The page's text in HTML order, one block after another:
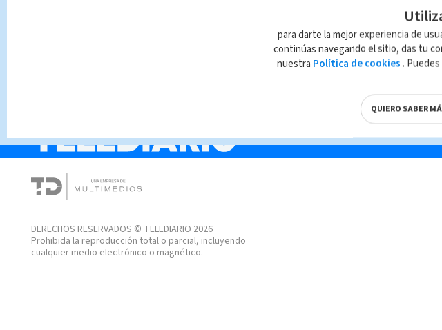
adentro en Alajuelita
2022
mil
vehículos
DERECHOS RESERVADOS © TELEDIARIO 2026
Prohibida la reproducción total o parcial, incluyendo
cualquier medio electrónico o magnético.
para darte la mejor experiencia de
continúas navegando el sitio, das tu
nuestra Política de cookies .
QUIERO SABER